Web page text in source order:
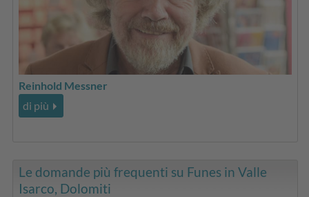
Reinhold Messner
di più
Le domande più frequenti su Funes in Valle
Isarco, Dolomiti